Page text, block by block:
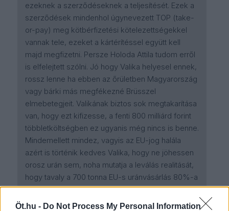
Öt.hu - Do Not Process My Personal Information
ezeknek a szerződéseknek a teljesítését. Ezek a
szerződések mindenhol úgynevezett TOP (take-
or-pay) meg kötbérfizetési kötelezettségekkel
vannak tele, ezeket a kártérítéssel együtt kell
majd megfizetni. Persze Holoda Attila tudom erről
is elfelejtett szólni. Jó hogy Valika helyesel ennek,
rossz lenne ha ebben az őrületben Magyarország
vagy bárki más megfékezné Brüsszel
elmebetegjeit. Valikának biztos sok megtakarítása
van, hogy ezt kifizesse, a fenti 800 milliárd forint
többletköltségben ez ugyanis még nincs is benne.
Mindemellett mindez, vagyis az EU-jog halála
azért is történik kedves Valika, hogy ne jöhessen
orosz urán sem, noha mutatja a leválás realitását,
hogy tavaly a 700 tonna EU-s uránvásárlás 80%-a
volt orosz, nem véletlenül. Amikor a csehek
egyszer már az orosz Rosatomról az amerikai